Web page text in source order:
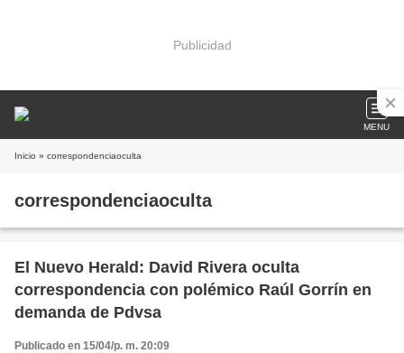
Publicidad
MENU
Inicio » correspondenciaoculta
correspondenciaoculta
El Nuevo Herald: David Rivera oculta
correspondencia con polémico Raúl Gorrín en
demanda de Pdvsa
Publicado en 15/04/p. m. 20:09